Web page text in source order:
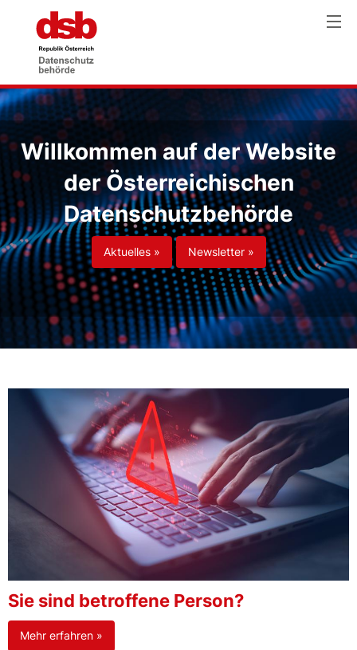
Willkommen auf der Website
der Österreichischen
Datenschutzbehörde
Aktuelles » Newsletter »
Sie sind betroffene Person?
Mehr erfahren »